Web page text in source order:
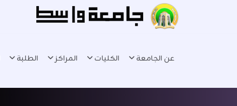
عن الجامعة الكليات المراكز الطلبة